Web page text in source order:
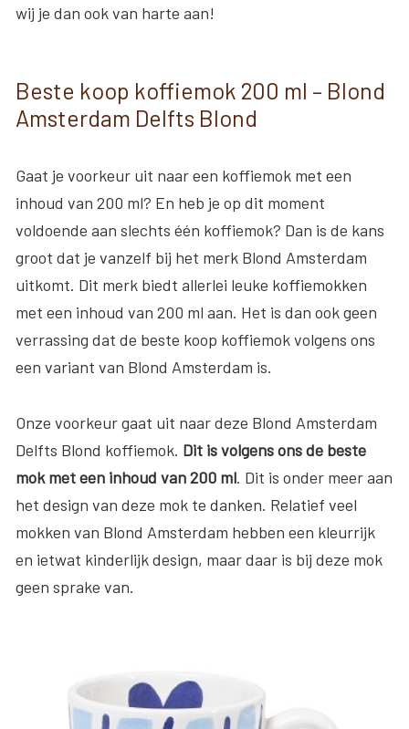
wij je dan ook van harte aan!
Beste koop koffiemok 200 ml – Blond
Amsterdam Delfts Blond
Gaat je voorkeur uit naar een koffiemok met een
inhoud van 200 ml? En heb je op dit moment
voldoende aan slechts één koffiemok? Dan is de kans
groot dat je vanzelf bij het merk Blond Amsterdam
uitkomt. Dit merk biedt allerlei leuke koffiemokken
met een inhoud van 200 ml aan. Het is dan ook geen
verrassing dat de beste koop koffiemok volgens ons
een variant van Blond Amsterdam is.
Onze voorkeur gaat uit naar deze Blond Amsterdam
Delfts Blond koffiemok. Dit is volgens ons de beste
mok met een inhoud van 200 ml. Dit is onder meer aan
het design van deze mok te danken. Relatief veel
mokken van Blond Amsterdam hebben een kleurrijk
en ietwat kinderlijk design, maar daar is bij deze mok
geen sprake van.